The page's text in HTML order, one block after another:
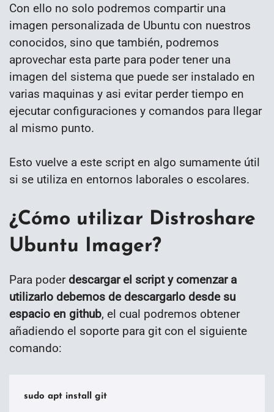
Con ello no solo podremos compartir una
imagen personalizada de Ubuntu con nuestros
conocidos, sino que también, podremos
aprovechar esta parte para poder tener una
imagen del sistema que puede ser instalado en
varias maquinas y asi evitar perder tiempo en
ejecutar configuraciones y comandos para llegar
al mismo punto.
Esto vuelve a este script en algo sumamente útil
si se utiliza en entornos laborales o escolares.
¿Cómo utilizar Distroshare
Ubuntu Imager?
Para poder descargar el script y comenzar a
utilizarlo debemos de descargarlo desde su
espacio en github, el cual podremos obtener
añadiendo el soporte para git con el siguiente
comando:
sudo apt install git